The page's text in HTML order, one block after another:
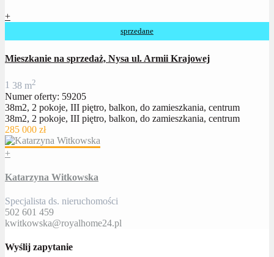
+
sprzedane
Mieszkanie na sprzedaż, Nysa ul. Armii Krajowej
1 38 m2
Numer oferty: 59205
38m2, 2 pokoje, III piętro, balkon, do zamieszkania, centrum
38m2, 2 pokoje, III piętro, balkon, do zamieszkania, centrum
285 000 zł
+
Katarzyna Witkowska
Specjalista ds. nieruchomości
502 601 459
kwitkowska@royalhome24.pl
Wyślij zapytanie